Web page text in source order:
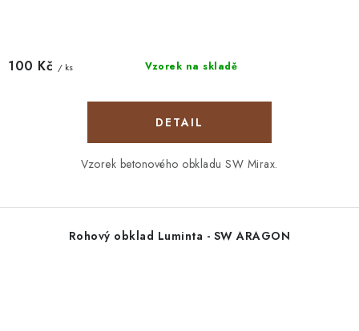
Vzorek na skladě
100 Kč / ks
Vzorek betonového obkladu SW Mirax.
Rohový obklad Luminta - SW ARAGON